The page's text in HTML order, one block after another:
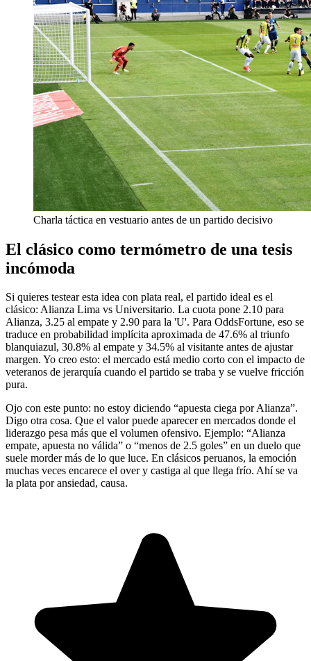
Charla táctica en vestuario antes de un partido decisivo
El clásico como termómetro de una tesis
incómoda
Si quieres testear esta idea con plata real, el partido ideal es el
clásico: Alianza Lima vs Universitario. La cuota pone 2.10 para
Alianza, 3.25 al empate y 2.90 para la 'U'. Para OddsFortune, eso se
traduce en probabilidad implícita aproximada de 47.6% al triunfo
blanquiazul, 30.8% al empate y 34.5% al visitante antes de ajustar
margen. Yo creo esto: el mercado está medio corto con el impacto de
veteranos de jerarquía cuando el partido se traba y se vuelve fricción
pura.
Ojo con este punto: no estoy diciendo “apuesta ciega por Alianza”.
Digo otra cosa. Que el valor puede aparecer en mercados donde el
liderazgo pesa más que el volumen ofensivo. Ejemplo: “Alianza
empate, apuesta no válida” o “menos de 2.5 goles” en un duelo que
suele morder más de lo que luce. En clásicos peruanos, la emoción
muchas veces encarece el over y castiga al que llega frío. Ahí se va
la plata por ansiedad, causa.